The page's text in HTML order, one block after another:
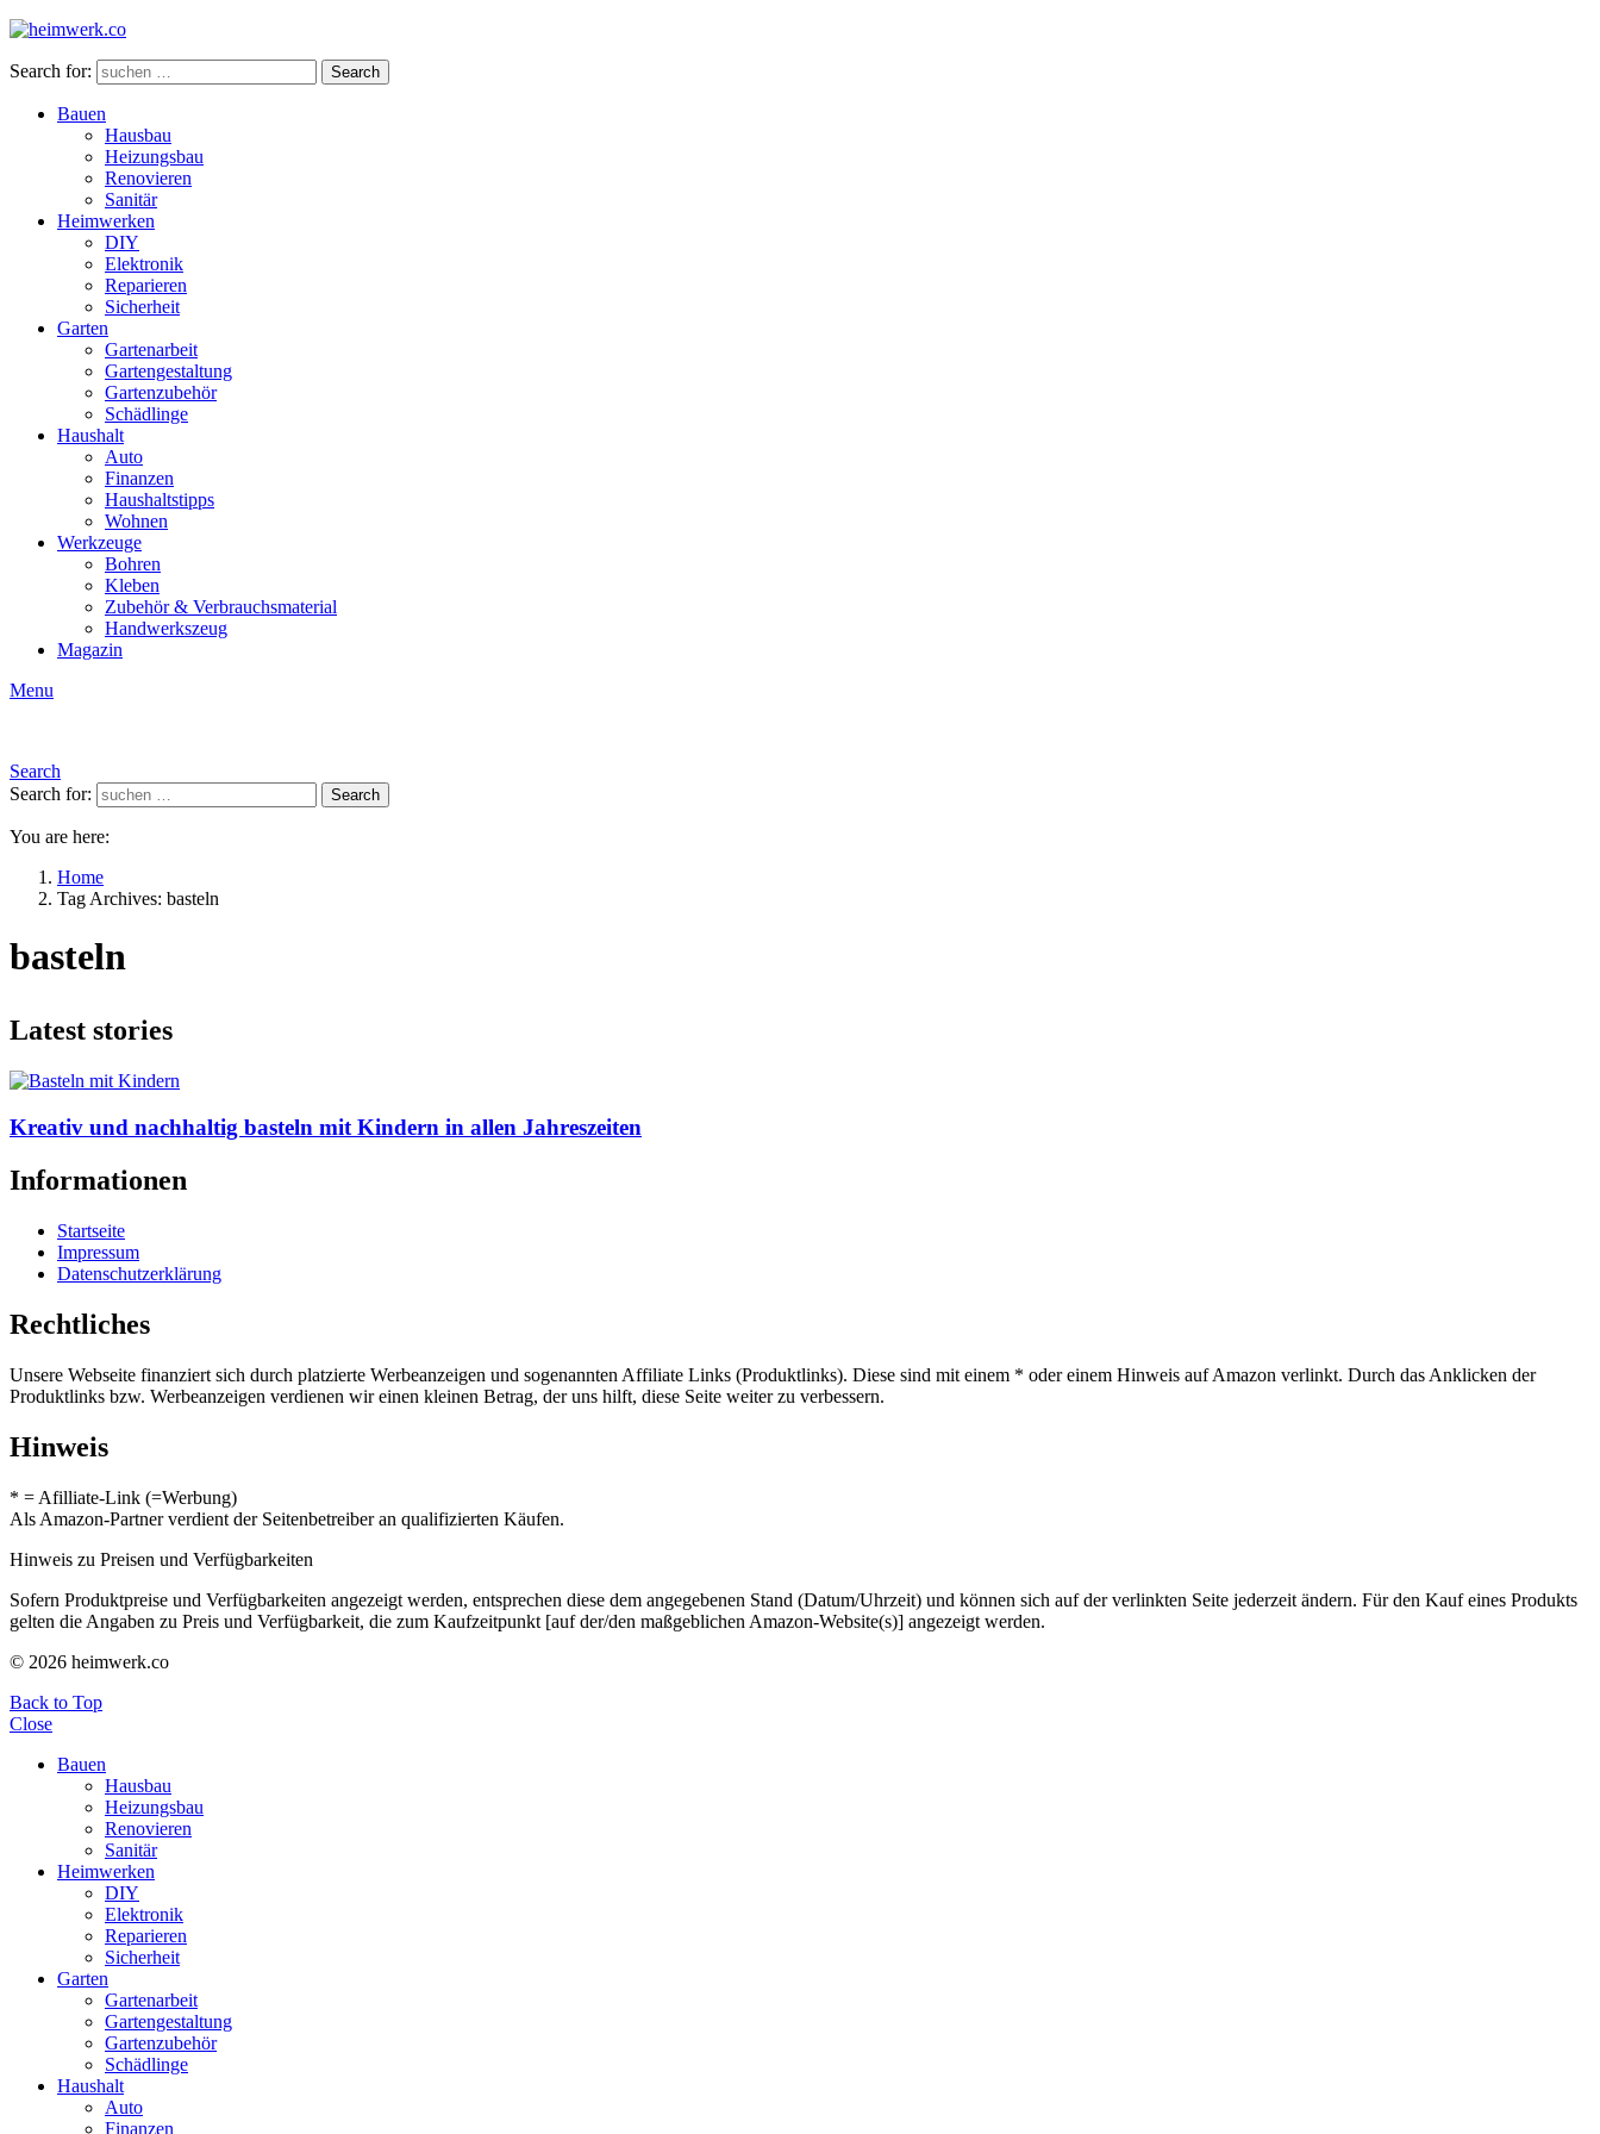
Search for: Search
Bauen
Hausbau
Heizungsbau
Renovieren
Sanitär
Heimwerken
DIY
Elektronik
Reparieren
Sicherheit
Garten
Gartenarbeit
Gartengestaltung
Gartenzubehör
Schädlinge
Haushalt
Auto
Finanzen
Haushaltstipps
Wohnen
Werkzeuge
Bohren
Kleben
Zubehör & Verbrauchsmaterial
Handwerkszeug
Magazin
Menu
Search
Search for:
Search
You are here:
Home
Tag Archives: basteln
basteln
Latest stories
Kreativ und nachhaltig basteln mit Kindern in allen Jahreszeiten
Informationen
Startseite
Impressum
Datenschutzerklärung
Rechtliches
Unsere Webseite finanziert sich durch platzierte Werbeanzeigen und sogenannten Affiliate Links (Produktlinks). Diese sind mit einem * oder einem Hinweis auf Amazon verlinkt. Durch das Anklicken der
Produktlinks bzw. Werbeanzeigen verdienen wir einen kleinen Betrag, der uns hilft, diese Seite weiter zu verbessern.
Hinweis
* = Afilliate-Link (=Werbung)
Als Amazon-Partner verdient der Seitenbetreiber an qualifizierten Käufen.
Hinweis zu Preisen und Verfügbarkeiten
Sofern Produktpreise und Verfügbarkeiten angezeigt werden, entsprechen diese dem angegebenen Stand (Datum/Uhrzeit) und können sich auf der verlinkten Seite jederzeit ändern. Für den Kauf eines Produkts
gelten die Angaben zu Preis und Verfügbarkeit, die zum Kaufzeitpunkt [auf der/den maßgeblichen Amazon-Website(s)] angezeigt werden.
© 2026 heimwerk.co
Back to Top
Close
Bauen
Hausbau
Heizungsbau
Renovieren
Sanitär
Heimwerken
DIY
Elektronik
Reparieren
Sicherheit
Garten
Gartenarbeit
Gartengestaltung
Gartenzubehör
Schädlinge
Haushalt
Auto
Finanzen